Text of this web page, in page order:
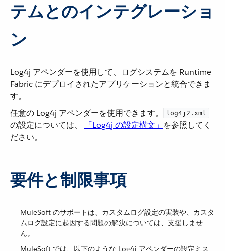
テムとのインテグレーショ
ン
Log4j アペンダーを使用して、ログシステムを Runtime
Fabric にデプロイされたアプリケーションと統合できま
す。
任意の Log4j アペンダーを使用できます。​
log4j2.xml
の設定については、
「Log4j の設定構文」 ​を参照してく
ださい。
要件と制限事項
MuleSoft のサポートは、カスタムログ設定の実装や、カスタ
ムログ設定に起因する問題の解決については、支援しませ
ん。
MuleSoft では、以下のような Log4j アペンダーの設定ミス